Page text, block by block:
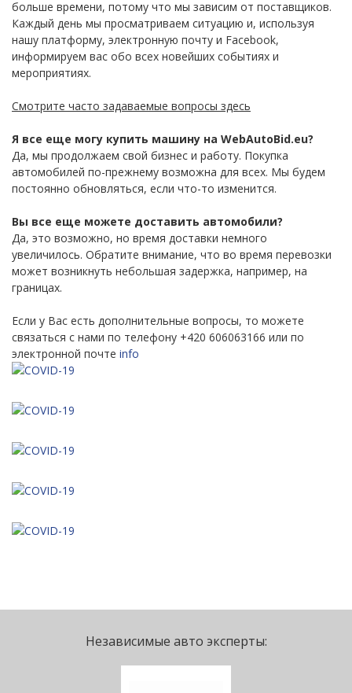
больше времени, потому что мы зависим от поставщиков.
Каждый день мы просматриваем ситуацию и, используя
нашу платформу, электронную почту и Facebook,
информируем вас обо всех новейших событиях и
мероприятиях.
Смотрите часто задаваемые вопросы здесь
Я все еще могу купить машину на WebAutoBid.eu?
Да, мы продолжаем свой бизнес и работу. Покупка
автомобилей по-прежнему возможна для всех. Мы будем
постоянно обновляться, если что-то изменится.
Вы все еще можете доставить автомобили?
Да, это возможно, но время доставки немного
увеличилось. Обратите внимание, что во время перевозки
может возникнуть небольшая задержка, например, на
границах.
Если у Вас есть дополнительные вопросы, то можете
связаться с нами по телефону +420 606063166 или по
электронной почте info
Независимые авто эксперты: